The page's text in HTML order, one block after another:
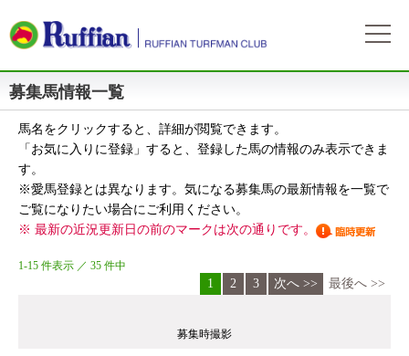
募集馬情報一覧
馬名をクリックすると、詳細が閲覧できます。
「お気に入りに登録」すると、登録した馬の情報のみ表示できま
す。
※愛馬登録とは異なります。気になる募集馬の最新情報を一覧で
ご覧になりたい場合にご利用ください。
※ 最新の近況更新日の前のマークは次の通りです。
1-15 件表示 ／ 35 件中
1 2 3 次へ >> 最後へ >>
募集時撮影
ラフィアンについて
会社概要
会員サービスとイベント
会員募集
お申込方法
費用と分配等
募集馬ラインナップ
募集馬情報一覧
出走情報
ログイン